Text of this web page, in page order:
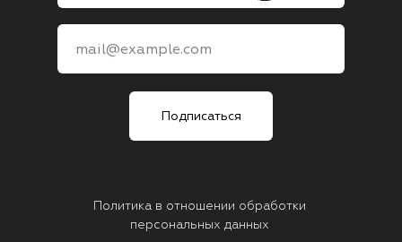
Политика в отношении обработки
персональных данных
mail@example.com
Подписаться